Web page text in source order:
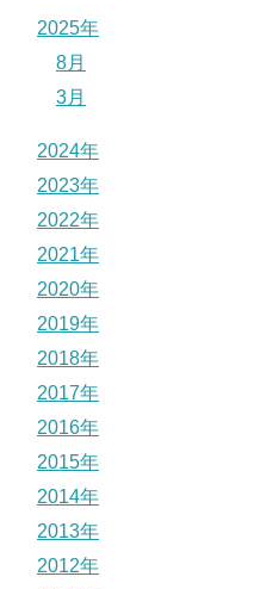
2025年
8月
3月
2024年
2023年
2022年
2021年
2020年
2019年
2018年
2017年
2016年
2015年
2014年
2013年
2012年